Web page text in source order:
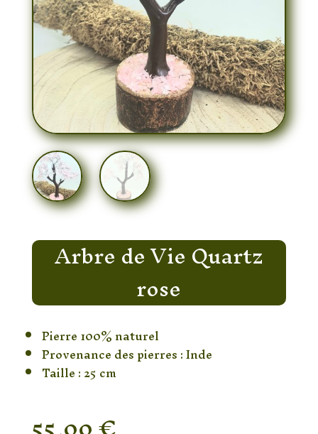
Arbre de Vie Quartz
rose
Pierre 100% naturel
Provenance des pierres : Inde
Taille : 25 cm